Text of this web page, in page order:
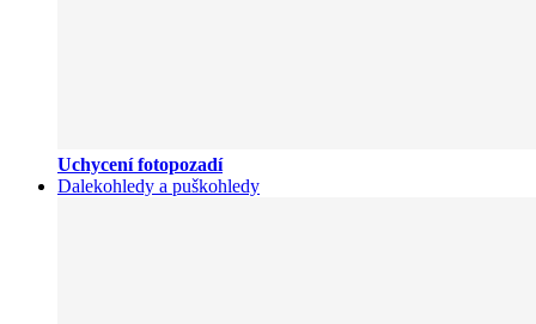
Uchycení fotopozadí
Dalekohledy a puškohledy